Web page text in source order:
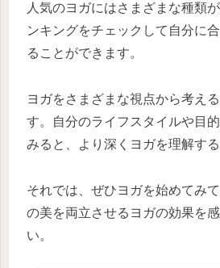
人気のヨガにはさまざまな種類
ンキングをチェックして自分に
ることができます。
ヨガをさまざまな視点から考え
す。自分のライフスタイルや目
みると、より深くヨガを理解する
それでは、ぜひヨガを始めてみ
の美を両立させるヨガの効果を
い。